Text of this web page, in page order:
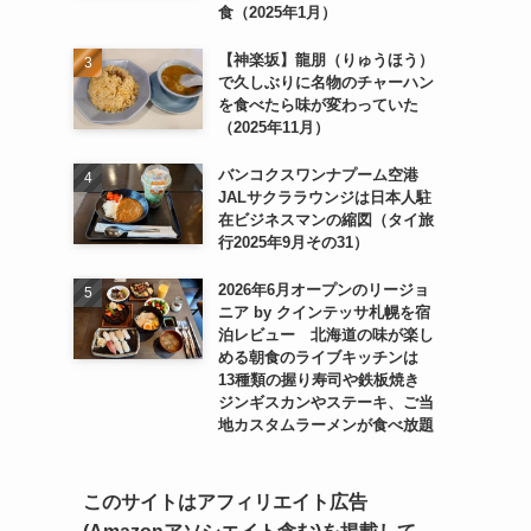
食（2025年1月）
【神楽坂】龍朋（りゅうほう）
で久しぶりに名物のチャーハン
を食べたら味が変わっていた
（2025年11月）
バンコクスワンナプーム空港
JALサクララウンジは日本人駐
在ビジネスマンの縮図（タイ旅
行2025年9月その31）
2026年6月オープンのリージョ
ニア by クインテッサ札幌を宿
泊レビュー 北海道の味が楽し
める朝食のライブキッチンは
13種類の握り寿司や鉄板焼き
ジンギスカンやステーキ、ご当
地カスタムラーメンが食べ放題
このサイトはアフィリエイト広告